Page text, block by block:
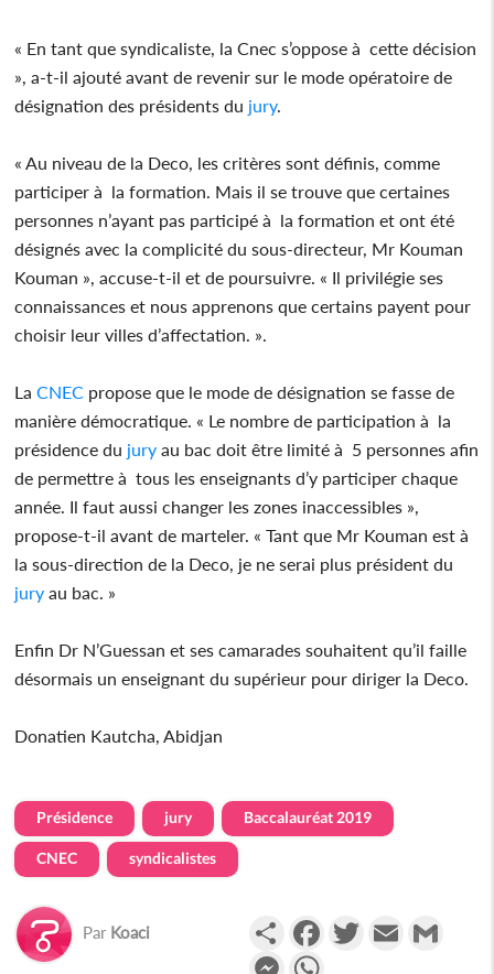
« En tant que syndicaliste, la Cnec s’oppose à cette décision
», a-t-il ajouté avant de revenir sur le mode opératoire de
désignation des présidents du jury.
« Au niveau de la Deco, les critères sont définis, comme
participer à la formation. Mais il se trouve que certaines
personnes n’ayant pas participé à la formation et ont été
désignés avec la complicité du sous-directeur, Mr Kouman
Kouman », accuse-t-il et de poursuivre. « Il privilégie ses
connaissances et nous apprenons que certains payent pour
choisir leur villes d’affectation. ».
LaCNEC propose que le mode de désignation se fasse de
manière démocratique. « Le nombre de participation à la
présidence du jury au bac doit être limité à 5 personnes afin
de permettre à tous les enseignants d’y participer chaque
année. Il faut aussi changer les zones inaccessibles »,
propose-t-il avant de marteler. « Tant que Mr Kouman est à
la sous-direction de la Deco, je ne serai plus président du
jury au bac. »
Enfin Dr N’Guessan et ses camarades souhaitent qu’il faille
désormais un enseignant du supérieur pour diriger la Deco.
Donatien Kautcha, Abidjan
Présidence jury Baccalauréat 2019
CNEC syndicalistes
Par Koaci PartagerFacebookTwitterEmail
Messenger